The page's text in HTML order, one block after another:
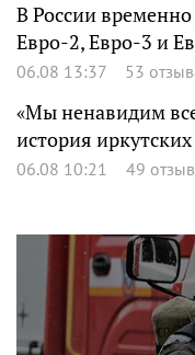
В России
Евро-2, Евро-3 и
06.08 13:37 53
«Мы ненавидим
история
06.08 10:21 49